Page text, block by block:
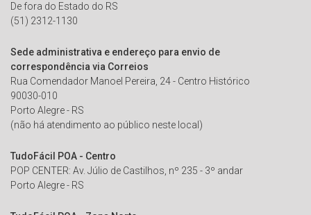
De fora do Estado do RS
(51) 2312-1130
Sede administrativa e endereço para envio de
correspondência via Correios
Rua Comendador Manoel Pereira, 24 - Centro Histórico
90030-010
Porto Alegre - RS
(não há atendimento ao público neste local)
TudoFácil POA - Centro
POP CENTER: Av. Júlio de Castilhos, nº 235 - 3º andar
Porto Alegre - RS